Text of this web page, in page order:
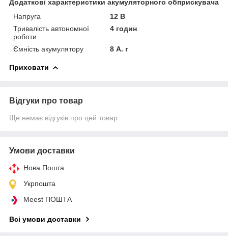
Додаткові характеристики акумуляторного обприскувача
Напруга
12 В
Тривалість автономної
роботи
4 годин
Ємність акумулятору 8 А. г
Приховати
Відгуки про товар
Ще немає відгуків про цей товар
Умови доставки
Нова Пошта
Укрпошта
Meest ПОШТА
Всі умови доставки